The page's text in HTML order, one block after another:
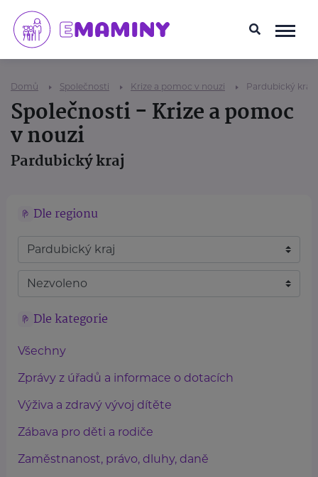
Domů Společnosti Krize a pomoc v nouzi Pardubický kraj
Společnosti - Krize a pomoc
v nouzi
Pardubický kraj
Dle regionu
Dle kategorie
Všechny
Zprávy z úřadů a informace o dotacích
Výživa a zdravý vývoj dítěte
Zábava pro děti a rodiče
Zaměstnanost, právo, dluhy, daně